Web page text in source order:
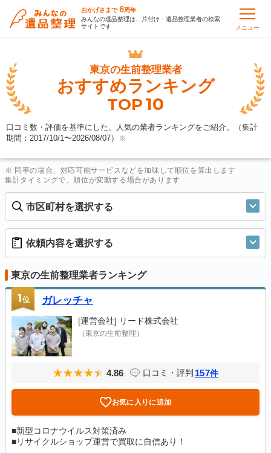
おかげさまで 8周年
みんなの遺品整理は、片付け・遺品整理業者の検索
サイトです
メニュー
東京の生前整理業者
おすすめランキング
TOP10
口コミ数・評価を基準にした、人気の業者ランキングをご紹介。（集計
期間：2017/10/1〜2026/08/07） ※
※ 同率の場合、対応可能サービスなどを加味して順位を算出します
集計タイミングで、順位が変動する場合があります
市区町村を選択する
依頼内容を選択する
東京の生前整理業者ランキング
1位 ガレッチャ
[運営会社] リード株式会社
（東京の生前整理）
4.86 口コミ・評判 157件
お気に入りに追加
■新型コロナウイルス対策済み
■リサイクルショップ運営で買取に自信あり！